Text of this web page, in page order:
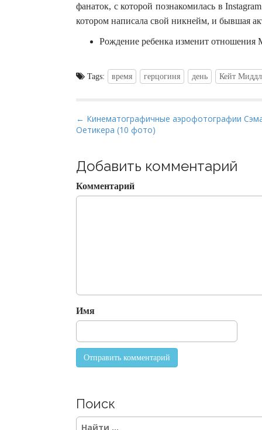
фанаток, с которой познакомилась в
котором написала свой никнейм, и бывшая
Рождение ребенка изменит отношения
Tags: время герцогиня день Кейт
P
o
t
n
a
n
← Кинематографичные аэрофотографии
Оетикера (10 фото)
Добавить комментарий
Комментарий
Имя
Поиск
S